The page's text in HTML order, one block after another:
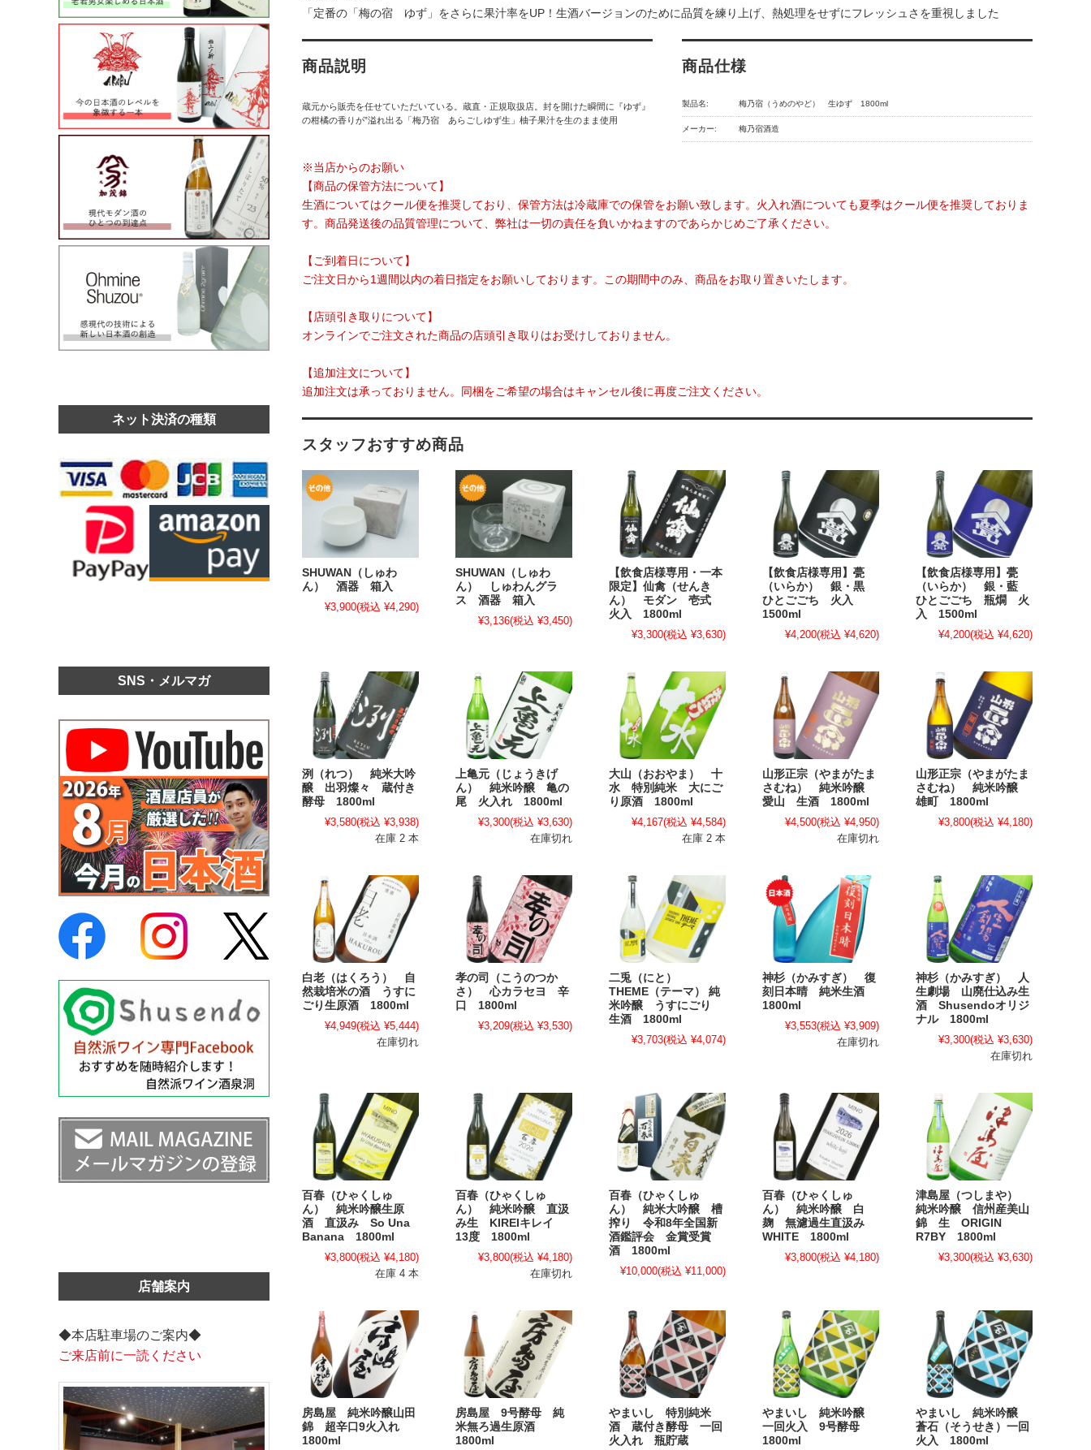
「定番の「梅の宿 ゆず」をさらに果汁率をUP！生酒バージョンのために品質を練り上げ、熱処理をせずにフレッシュさを重視しました
商品説明
蔵元から販売を任せていただいている。蔵直・正規取扱店。封を開けた瞬間に『ゆず』
の柑橘の香りが”溢れ出る「梅乃宿 あらごしゆず生」柚子果汁を生のまま使用
商品仕様
製品名: 梅乃宿（うめのやど） 生ゆず 1800ml
メーカー: 梅乃宿酒造
※当店からのお願い
【商品の保管方法について】
生酒についてはクール便を推奨しており、保管方法は冷蔵庫での保管をお願い致します。火入れ酒についても夏季はクール便を推奨しておりま
す。商品発送後の品質管理について、弊社は一切の責任を負いかねますのであらかじめご了承ください。
【ご到着日について】
ご注文日から1週間以内の着日指定をお願いしております。この期間中のみ、商品をお取り置きいたします。
【店頭引き取りについて】
オンラインでご注文された商品の店頭引き取りはお受けしておりません。
【追加注文について】
追加注文は承っておりません。同梱をご希望の場合はキャンセル後に再度ご注文ください。
スタッフおすすめ商品
SHUWAN（しゅわ
ん） 酒器 箱入
¥3,900(税込 ¥4,290)
SHUWAN（しゅわ
ん） しゅわんグラ
ス 酒器 箱入
¥3,136(税込 ¥3,450)
【飲食店様専用・一本
限定】仙禽（せんき
ん） モダン 壱式
火入 1800ml
¥3,300(税込 ¥3,630)
【飲食店様専用】甍
（いらか） 銀・黒
ひとごごち 火入
1500ml
¥4,200(税込 ¥4,620)
【飲食店様専用】甍
（いらか） 銀・藍
ひとごごち 瓶燗 火
入 1500ml
¥4,200(税込 ¥4,620)
洌（れつ） 純米大吟
醸 出羽燦々 蔵付き
酵母 1800ml
¥3,580(税込 ¥3,938)
在庫 2 本
上亀元（じょうきげ
ん） 純米吟醸 亀の
尾 火入れ 1800ml
¥3,300(税込 ¥3,630)
在庫切れ
大山（おおやま） 十
水 特別純米 大にご
り原酒 1800ml
¥4,167(税込 ¥4,584)
在庫 2 本
山形正宗（やまがたま
さむね） 純米吟醸
愛山 生酒 1800ml
¥4,500(税込 ¥4,950)
在庫切れ
山形正宗（やまがたま
さむね） 純米吟醸
雄町 1800ml
¥3,800(税込 ¥4,180)
白老（はくろう） 自
然栽培米の酒 うすに
ごり生原酒 1800ml
¥4,949(税込 ¥5,444)
在庫切れ
孝の司（こうのつか
さ） 心カラセヨ 辛
口 1800ml
¥3,209(税込 ¥3,530)
二兎（にと）
THEME（テーマ） 純
米吟醸 うすにごり
生酒 1800ml
¥3,703(税込 ¥4,074)
神杉（かみすぎ） 復
刻日本晴 純米生酒
1800ml
¥3,553(税込 ¥3,909)
在庫切れ
神杉（かみすぎ） 人
生劇場 山廃仕込み生
酒 Shusendoオリジ
ナル 1800ml
¥3,300(税込 ¥3,630)
在庫切れ
百春（ひゃくしゅ
ん） 純米吟醸生原
酒 直汲み So Una
Banana 1800ml
¥3,800(税込 ¥4,180)
在庫 4 本
百春（ひゃくしゅ
ん） 純米吟醸 直汲
み生 KIREIキレイ
13度 1800ml
¥3,800(税込 ¥4,180)
在庫切れ
百春（ひゃくしゅ
ん） 純米大吟醸 槽
搾り 令和8年全国新
酒鑑評会 金賞受賞
酒 1800ml
¥10,000(税込 ¥11,000)
百春（ひゃくしゅ
ん） 純米吟醸 白
麹 無濾過生直汲み
WHITE 1800ml
¥3,800(税込 ¥4,180)
津島屋（つしまや）
純米吟醸 信州産美山
錦 生 ORIGIN
R7BY 1800ml
¥3,300(税込 ¥3,630)
房島屋 純米吟醸山田
錦 超辛口9火入れ
1800ml
房島屋 9号酵母 純
米無ろ過生原酒
1800ml
やまいし 特別純米
酒 蔵付き酵母 一回
火入れ 瓶貯蔵
やまいし 純米吟醸
一回火入 9号酵母
1800ml
やまいし 純米吟醸
蒼石（そうせき）一回
火入 1800ml
ネット決済の種類
SNS・メルマガ
店舗案内
◆本店駐車場のご案内◆
ご来店前に一読ください